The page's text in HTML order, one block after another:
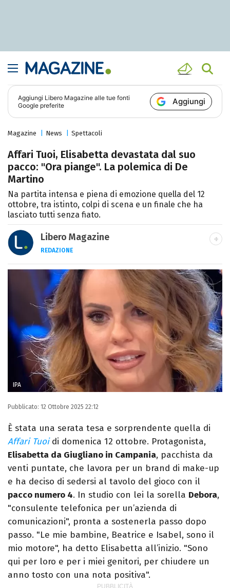
Aggiungi Libero Magazine alle tue fonti
Google preferite
Aggiungi
Magazine News Spettacoli
Affari Tuoi, Elisabetta devastata dal suo
pacco: "Ora piange". La polemica di De
Martino
Na partita intensa e piena di emozione quella del 12
ottobre, tra istinto, colpi di scena e un finale che ha
lasciato tutti senza fiato.
Libero Magazine
REDAZIONE
E-MAIL
INSTAGRAM FACEBOOK
Libero Magazine è il canale del portale
Libero.it dedicato al mondo della
televisione, dello spettacolo e del gossip.
IPA
Pubblicato: 12 Ottobre 2025 22:12
È stata una serata tesa e sorprendente quella di
Affari Tuoidi domenica 12 ottobre. Protagonista,
Elisabetta da Giugliano in Campania, pacchista da
venti puntate, che lavora per un brand di make-up
e ha deciso di sedersi al tavolo del gioco con il
pacco numero 4. In studio con lei la sorella Debora,
"consulente telefonica per un’azienda di
comunicazioni", pronta a sostenerla passo dopo
passo. "Le mie bambine, Beatrice e Isabel, sono il
mio motore", ha detto Elisabetta all’inizio. "Sono
qui per loro e per i miei genitori, per chiudere un
anno tosto con una nota positiva".